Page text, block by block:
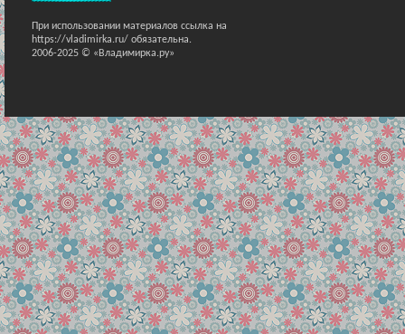
При использовании материалов ссылка на
https://vladimirka.ru/ обязательна.
2006-2025 © «Владимирка.ру»